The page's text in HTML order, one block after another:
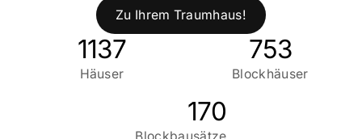
Zu Ihrem Traumhaus!
1137
Häuser
753
Blockhäuser
170